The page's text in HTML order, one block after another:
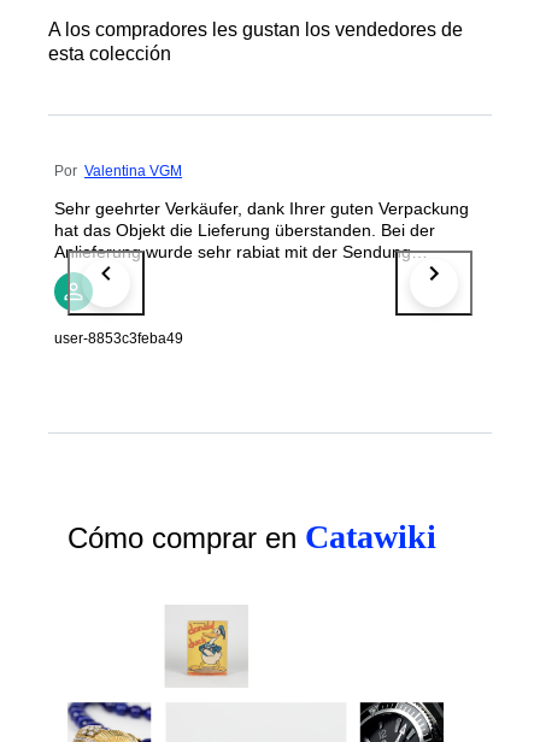
A los compradores les gustan los vendedores de
esta colección
Por Valentina VGM
Sehr geehrter Verkäufer, dank Ihrer guten Verpackung
hat das Objekt die Lieferung überstanden. Bei der
Anlieferung wurde sehr rabiat mit der Sendung
umgegangen. dpd kann man nicht empfehlen.
user-8853c3feba49
Cómo comprar en Catawiki